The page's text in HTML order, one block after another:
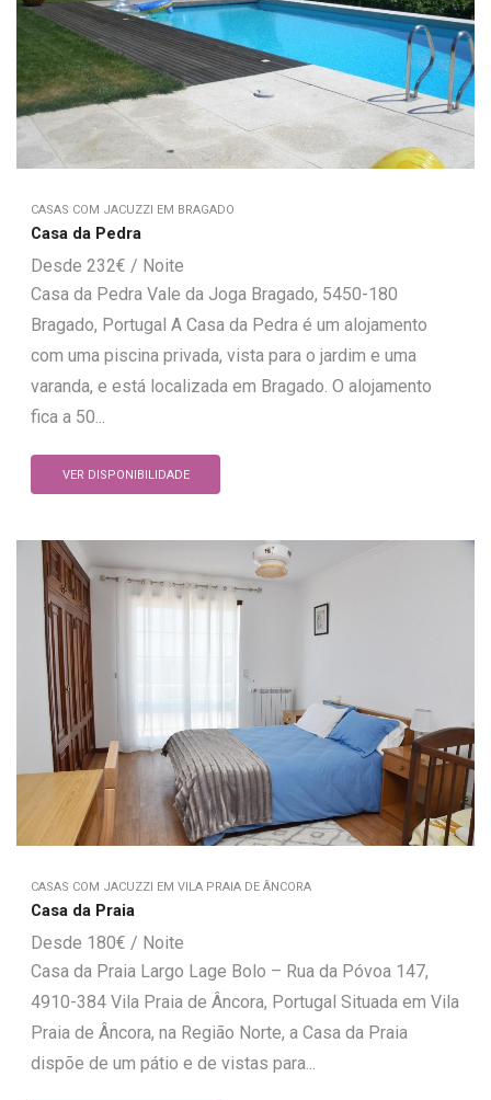
CASAS COM JACUZZI EM BRAGADO
Casa da Pedra
232€
Casa da Pedra Vale da Joga Bragado, 5450-180
Bragado, Portugal A Casa da Pedra é um alojamento
com uma piscina privada, vista para o jardim e uma
varanda, e está localizada em Bragado. O alojamento
fica a 50...
VER DISPONIBILIDADE
CASAS COM JACUZZI EM VILA PRAIA DE ÂNCORA
Casa da Praia
180€
Casa da Praia Largo Lage Bolo – Rua da Póvoa 147,
4910-384 Vila Praia de Âncora, Portugal Situada em Vila
Praia de Âncora, na Região Norte, a Casa da Praia
dispõe de um pátio e de vistas para...